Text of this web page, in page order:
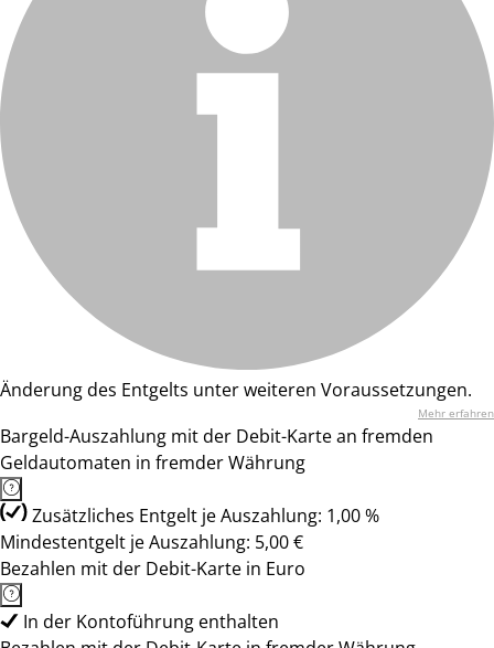
Änderung des Entgelts unter weiteren Voraussetzungen.
Mehr erfahren
Bargeld-Auszahlung mit der Debit-Karte an fremden
Geldautomaten in fremder Währung
Zusätzliches Entgelt je Auszahlung: 1,00 %
Mindestentgelt je Auszahlung: 5,00 €
Bezahlen mit der Debit-Karte in Euro
In der Kontoführung enthalten